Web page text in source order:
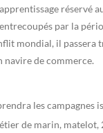
réservé
entrecoupés par la
mondial, il passera
navire de commerce.
les campagnes
de marin, matelot,